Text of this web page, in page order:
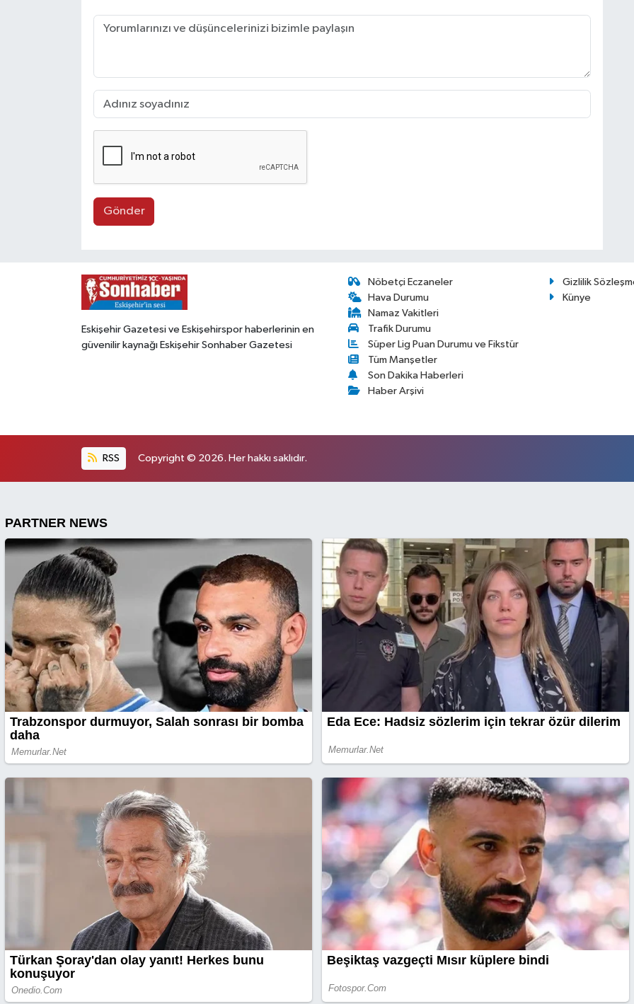
Gönder
Eskişehir Gazetesi ve Eskişehirspor haberlerinin en
güvenilir kaynağı Eskişehir Sonhaber Gazetesi
Nöbetçi Eczaneler
Hava Durumu
Namaz Vakitleri
Trafik Durumu
Süper Lig Puan Durumu ve Fikstür
Tüm Manşetler
Son Dakika Haberleri
Haber Arşivi
Gizlilik
Künye
RSS Copyright © 2026. Her hakkı saklıdır.